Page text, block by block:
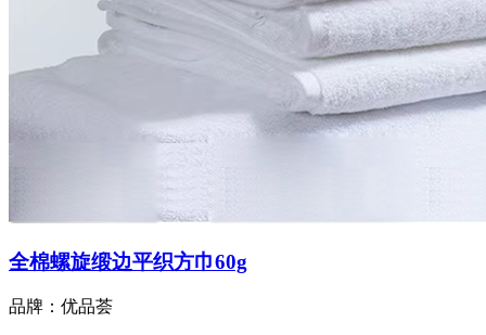
全棉螺旋缎边平织方巾60g
品牌：优品荟